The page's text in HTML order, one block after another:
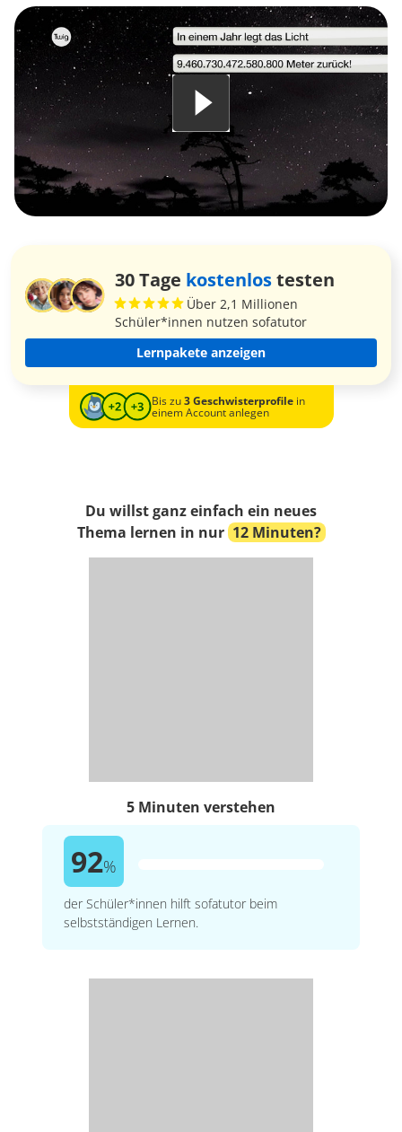
30 Tage kostenlostesten
Über 2,1 Millionen
Schüler*innen nutzen sofatutor
Lernpakete anzeigen
Bis zu3 Geschwisterprofilein
einem Account anlegen
Du willst ganz einfach ein neues
Thema lernen in nur 12 Minuten?
5 Minuten verstehen
92%
der Schüler*innen hilft sofatutor beim
selbstständigen Lernen.